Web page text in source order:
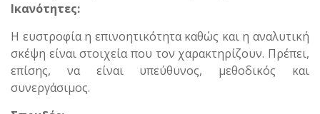
Ικανότητες:
Η ευστροφία η επινοητικότητα καθώς και η αναλυτική
σκέψη είναι στοιχεία που τον χαρακτηρίζουν. Πρέπει,
επίσης, να είναι υπεύθυνος, μεθοδικός και
συνεργάσιμος.